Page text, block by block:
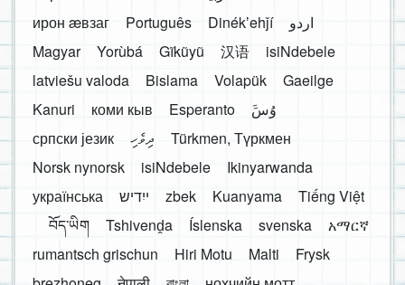
ирон æвзаг
Português Dinékʼehǰí
اردو
Magyar
Yorùbá Gĩkũyũ 汉语
isiNdebele
latviešu valoda
Bislama Volapük
Gaeilge
Kanuri
коми кыв Esperanto
َوُسَ
српски језик
ދިވެހި
Türkmen, Түркмен
Norsk nynorsk
isiNdebele
Ikinyarwanda
українська
ייִדיש zbek Kuanyama
Tiếng Việt
བོད་ཡིག
Tshivenḓa Íslenska svenska
አማርኛ
rumantsch grischun
Hiri Motu Malti
Frysk